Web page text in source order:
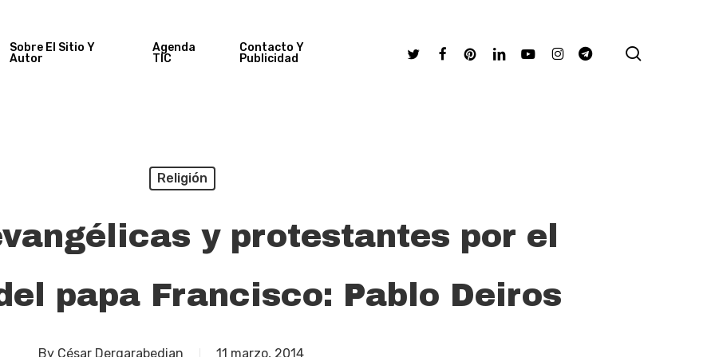
Sobre El Sitio Y
Autor
Agenda
TIC
Contacto Y
Publicidad
TwitterFacebookPinterestLinkedinYoutubeInstagramTelegram
Religión
y protestantes por el
papa Francisco: Pablo Deiros
By César Dergarabedian 11 marzo, 2014